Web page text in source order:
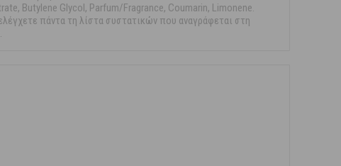
Butylene Glycol, Parfum/Fragrance, Coumarin, Limonene.
πάντα τη λίστα συστατικών που αναγράφεται στη